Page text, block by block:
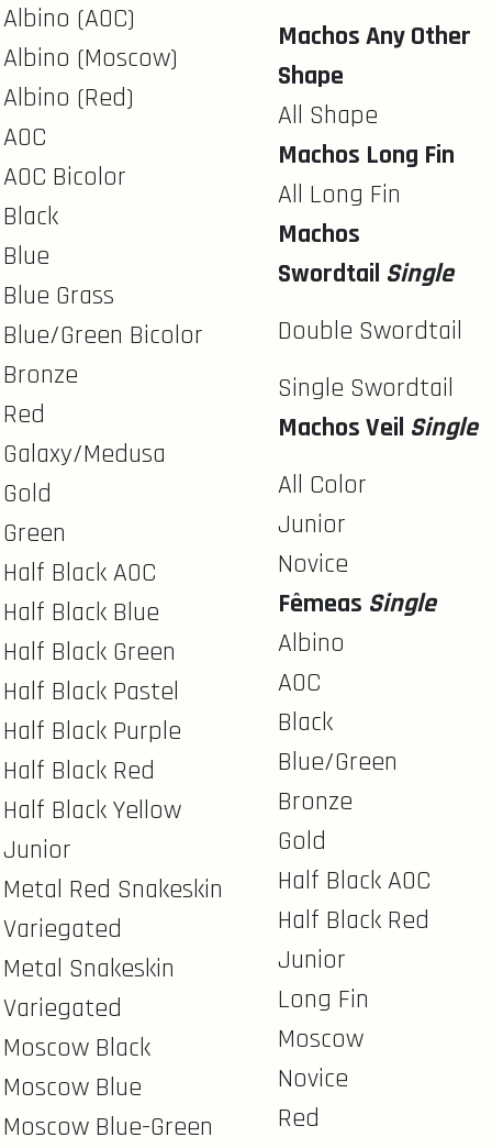
Albino (AOC)
Albino (Moscow)
Albino (Red)
AOC
AOC Bicolor
Black
Blue
Blue Grass
Blue/Green Bicolor
Bronze
Red
Galaxy/Medusa
Gold
Green
Half Black AOC
Half Black Blue
Half Black Green
Half Black Pastel
Half Black Purple
Half Black Red
Half Black Yellow
Junior
Metal Red Snakeskin
Variegated
Metal Snakeskin
Variegated
Moscow Black
Moscow Blue
Moscow Blue-Green
Machos Any Other
Shape
All Shape
Machos Long Fin
All Long Fin
Machos
Swordtail Single
Double Swordtail
Single Swordtail
Machos Veil Single
All Color
Junior
Novice
Fêmeas Single
Albino
AOC
Black
Blue/Green
Bronze
Gold
Half Black AOC
Half Black Red
Junior
Long Fin
Moscow
Novice
Red